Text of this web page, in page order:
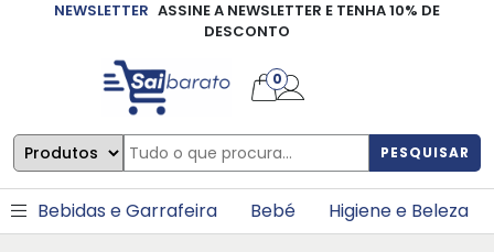
NEWSLETTER ASSINE A NEWSLETTER E TENHA 10% DE
DESCONTO
PESQUISAR
0
Bebidas e Garrafeira Bebé Higiene e Beleza